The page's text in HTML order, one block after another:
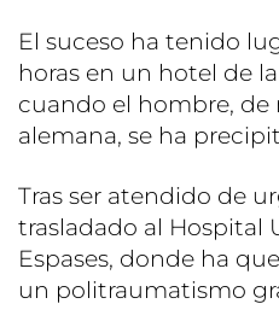
El suceso ha tenido
horas en un hotel de
cuando el hombre, de
alemana, se ha
Tras ser atendido de
trasladado al Hospital
Espases, donde ha
un politraumatismo